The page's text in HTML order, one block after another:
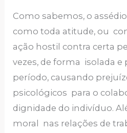
Como sabemos, o
como toda atitude, ou
ação hostil contra certa
vezes, de forma isolada
período, causando
psicológicos para o
dignidade do indivíduo.
moral nas relações de